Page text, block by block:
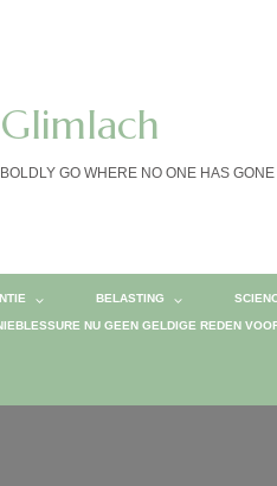
GO WHERE NO ONE HAS
BELASTING
NU GEEN GELDIGE REDEN